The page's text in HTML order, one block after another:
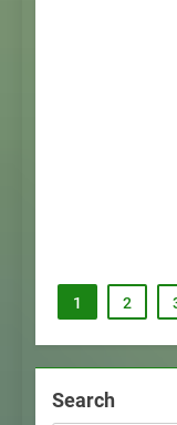
1 2
Search